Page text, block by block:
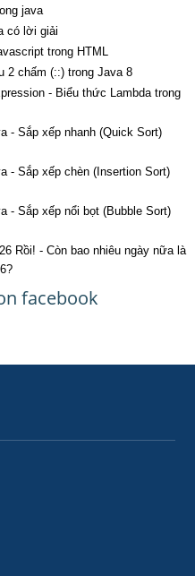
java
có lời giải
trong HTML
2 chấm (::) trong Java 8
- Biểu thức Lambda trong
- Sắp xếp nhanh (Quick Sort)
- Sắp xếp chèn (Insertion Sort)
- Sắp xếp nổi bọt (Bubble Sort)
Rồi! - Còn bao nhiêu ngày nữa là
facebook